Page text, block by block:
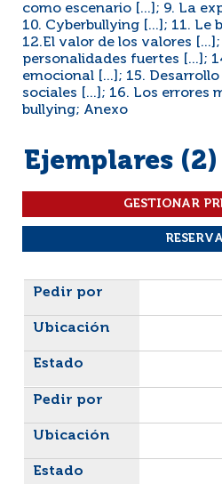
como escenario [...]; 9. La
10. Cyberbullying [...]; 11. Le
12.El valor de los valores
personalidades fuertes [...];
emocional [...]; 15.
sociales [...]; 16. Los errores
bullying; Anexo
Ejemplares (2)
Liste des exemplaires